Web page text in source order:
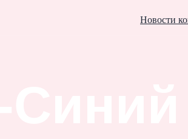
Новости